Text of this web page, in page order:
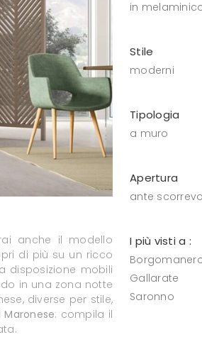
anche il modello
di più su un ricco
disposizione mobili
in una zona notte
diverse per stile,
: compila il
in
Stile
moderni
Tipologia
a muro
Apertura
ante
I più visti a :
Gallarate
Saronno